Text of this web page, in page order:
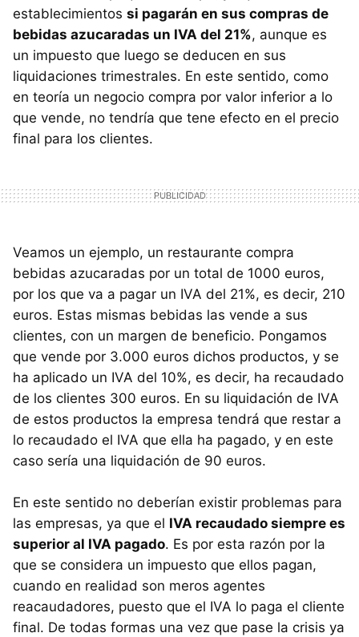
establecimientos si pagarán en sus compras de
bebidas azucaradas un IVA del 21%, aunque es
un impuesto que luego se deducen en sus
liquidaciones trimestrales. En este sentido, como
en teoría un negocio compra por valor inferior a lo
que vende, no tendría que tene efecto en el precio
final para los clientes.
Veamos un ejemplo, un restaurante compra
bebidas azucaradas por un total de 1000 euros,
por los que va a pagar un IVA del 21%, es decir, 210
euros. Estas mismas bebidas las vende a sus
clientes, con un margen de beneficio. Pongamos
que vende por 3.000 euros dichos productos, y se
ha aplicado un IVA del 10%, es decir, ha recaudado
de los clientes 300 euros. En su liquidación de IVA
de estos productos la empresa tendrá que restar a
lo recaudado el IVA que ella ha pagado, y en este
caso sería una liquidación de 90 euros.
En este sentido no deberían existir problemas para
las empresas, ya que el IVA recaudado siempre es
superior al IVA pagado. Es por esta razón por la
que se considera un impuesto que ellos pagan,
cuando en realidad son meros agentes
reacaudadores, puesto que el IVA lo paga el cliente
final. De todas formas una vez que pase la crisis ya